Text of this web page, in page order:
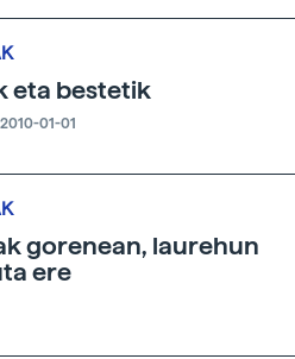
eta bestetik
2010-01-01
gorenean, laurehun
ere